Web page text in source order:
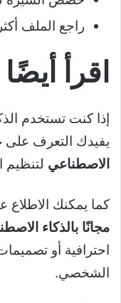
راجع الملف
اقرأ أيضًا
إذا كنت تستخدم
يفيدك التعرف على
الاصطناعي لتنظيم
كما يمكنك الاطلاع
مجانًا بالذكاء
احترافية أو
الشخصي.